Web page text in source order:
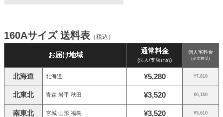
160Aサイズ 送料表 （税込）
お届け地域 通常料金
(法人/支店止め)
個人宅料金
(※非推奨)
北海道 北海道 ¥5,280 ¥7,810
北東北 青森 岩手 秋田 ¥3,520 ¥6,160
南東北 宮城 山形 福島 ¥3,520 ¥5,610